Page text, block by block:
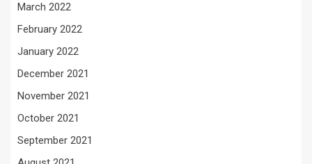
March 2022
February 2022
January 2022
December 2021
November 2021
October 2021
September 2021